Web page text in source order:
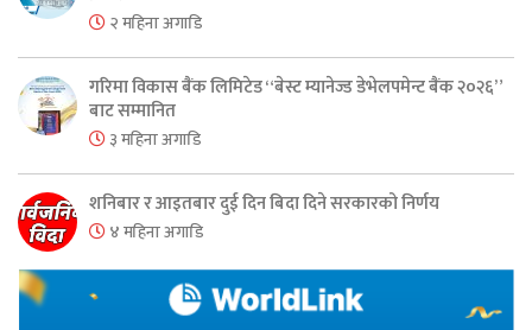
२ महिना अगाडि
गरिमा विकास बैंक लिमिटेड “बेस्ट म्यानेज्ड डेभेलपमेन्ट बैंक २०२६”
बाट सम्मानित
३ महिना अगाडि
शनिबार र आइतबार दुई दिन बिदा दिने सरकारको निर्णय
४ महिना अगाडि